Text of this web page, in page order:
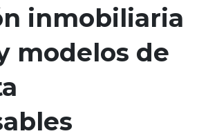
inmobiliaria
modelos de